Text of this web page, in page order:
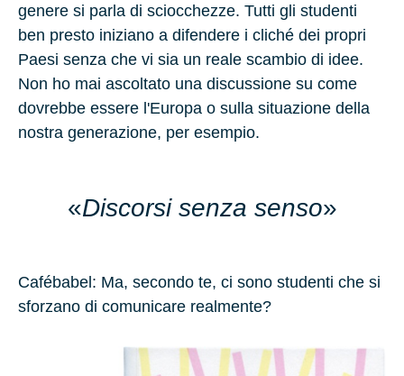
genere si parla di sciocchezze. Tutti gli studenti
ben presto iniziano a difendere i cliché dei propri
Paesi senza che vi sia un reale scambio di idee.
Non ho mai ascoltato una discussione su come
dovrebbe essere l'Europa o sulla situazione della
nostra generazione, per esempio.
«Discorsi senza senso»
Cafébabel: Ma, secondo te, ci sono studenti che si
sforzano di comunicare realmente?